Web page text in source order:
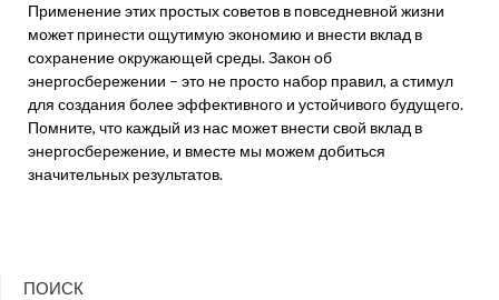
Применение этих простых советов в повседневной жизни
может принести ощутимую экономию и внести вклад в
сохранение окружающей среды. Закон об
энергосбережении – это не просто набор правил, а стимул
для создания более эффективного и устойчивого будущего.
Помните, что каждый из нас может внести свой вклад в
энергосбережение, и вместе мы можем добиться
значительных результатов.
ПОИСК